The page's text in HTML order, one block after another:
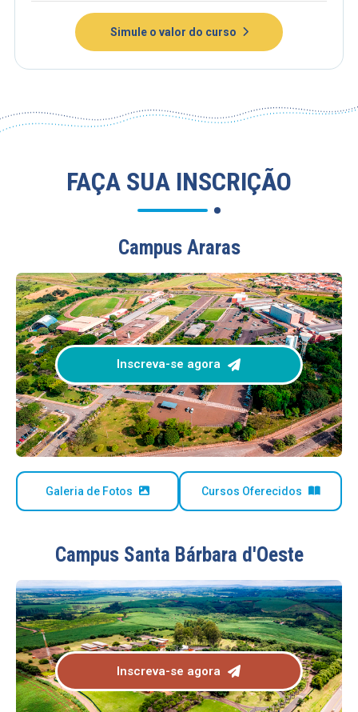
Simule o valor do curso
FAÇA SUA INSCRIÇÃO
Campus Araras
Inscreva-se agora
Galeria de Fotos Cursos Oferecidos
Campus Santa Bárbara d'Oeste
Inscreva-se agora